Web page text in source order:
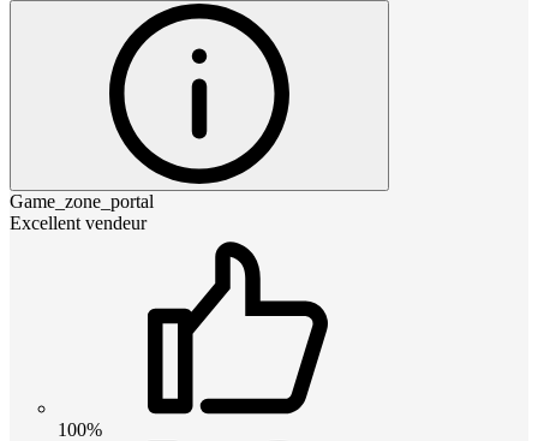
Game_zone_portal
Excellent vendeur
100%